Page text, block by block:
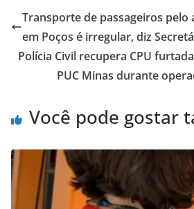
Transporte de passageiros pelo
em Poços é irregular, diz
Polícia Civil recupera CPU
PUC Minas durante
Você pode gostar